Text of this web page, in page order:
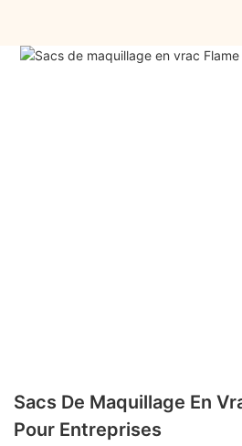
Sacs De Maquillage En
Pour Entreprises